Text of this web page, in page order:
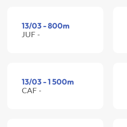
13/03 - 800m
JUF -
13/03 - 1 500m
CAF -